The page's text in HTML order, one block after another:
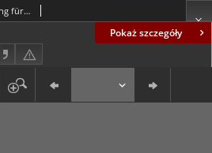
Pokaż szczegóły
Grünberger Wochenblatt: Zeitung für Stadt und Land, No. 136. (14. Juni 1935)